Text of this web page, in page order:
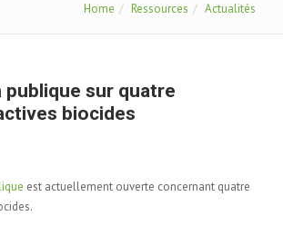
Home Ressources Actualités
sur quatre
biocides
est actuellement ouverte concernant quatre